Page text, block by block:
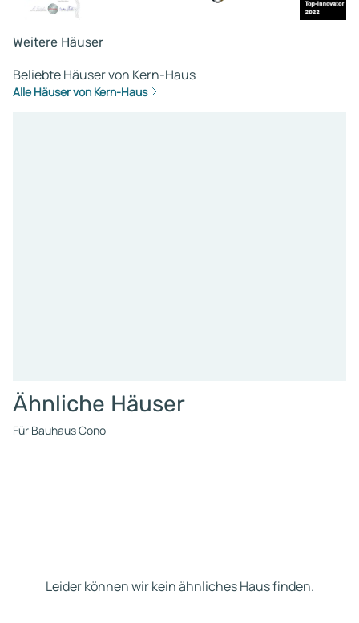
Weitere Häuser
Beliebte Häuser von Kern-Haus
Alle Häuser von Kern-Haus
Ähnliche Häuser
Für Bauhaus Cono
Leider können wir kein ähnliches Haus finden.